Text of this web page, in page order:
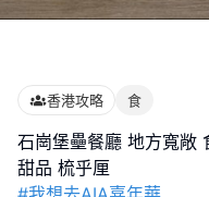
香港攻略 食
石崗堡壘餐廳 地方寬敞